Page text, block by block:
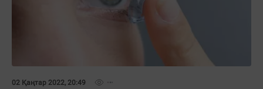
02 Қаңтар 2022, 20:49